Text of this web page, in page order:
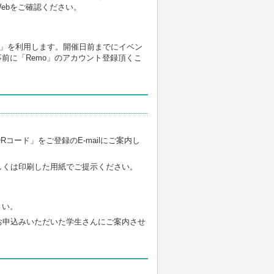
をご確認ください。
を利用します。開催日前までにイベン
に「Remo」のアカウント登録頂くこ
コード」をご登録のE-mailにご案内し
は印刷した用紙でご提示ください。
。
込みいただいた学生さんにご案内させ